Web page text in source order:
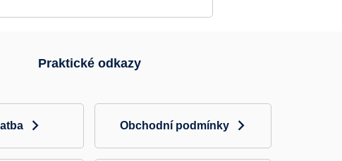
Praktické odkazy
Obchodní podmínky